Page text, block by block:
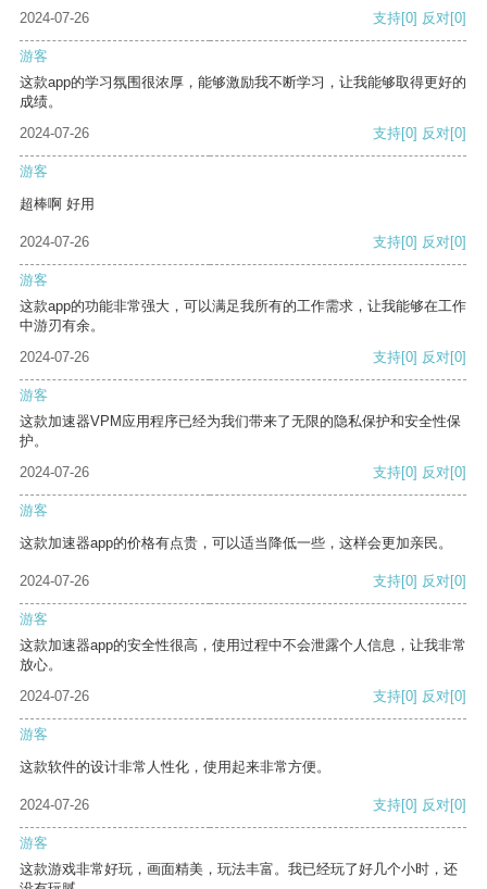
2024-07-26 支持[0] 反对[0]
游客
这款app的学习氛围很浓厚，能够激励我不断学习，让我能够取得更好的
成绩。
2024-07-26
支持[0] 反对[0]
游客
超棒啊 好用
2024-07-26 支持[0] 反对[0]
游客
这款app的功能非常强大，可以满足我所有的工作需求，让我能够在工作
中游刃有余。
2024-07-26
支持[0] 反对[0]
游客
这款加速器VPM应用程序已经为我们带来了无限的隐私保护和安全性保
护。
2024-07-26
支持[0] 反对[0]
游客
这款加速器app的价格有点贵，可以适当降低一些，这样会更加亲民。
2024-07-26 支持[0] 反对[0]
游客
这款加速器app的安全性很高，使用过程中不会泄露个人信息，让我非常
放心。
2024-07-26
支持[0] 反对[0]
游客
这款软件的设计非常人性化，使用起来非常方便。
2024-07-26 支持[0] 反对[0]
游客
这款游戏非常好玩，画面精美，玩法丰富。我已经玩了好几个小时，还